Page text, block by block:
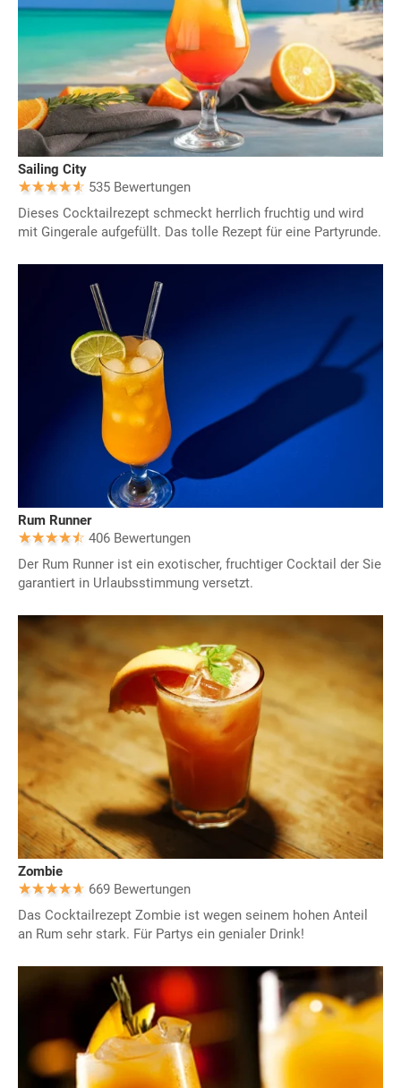
Sailing City
535 Bewertungen
Dieses Cocktailrezept schmeckt herrlich fruchtig und wird
mit Gingerale aufgefüllt. Das tolle Rezept für eine Partyrunde.
Rum Runner
406 Bewertungen
Der Rum Runner ist ein exotischer, fruchtiger Cocktail der Sie
garantiert in Urlaubsstimmung versetzt.
Zombie
669 Bewertungen
Das Cocktailrezept Zombie ist wegen seinem hohen Anteil
an Rum sehr stark. Für Partys ein genialer Drink!